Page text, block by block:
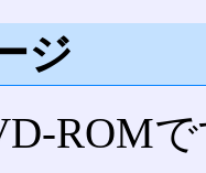
ジ
ROMで